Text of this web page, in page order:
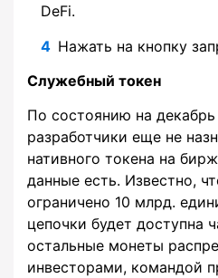
DeFi.
Нажать на кнопку
Служебный токен
По состоянию на
разработчики еще не
нативного токена на
данные есть. Известно,
ограничено 10 млрд.
цепочки будет доступна
остальные монеты
инвесторами, командой